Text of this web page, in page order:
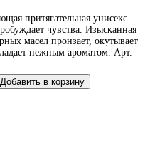
притягательная унисекс
чувства. Изысканная
масел пронзает, окутывает
нежным ароматом. Арт.